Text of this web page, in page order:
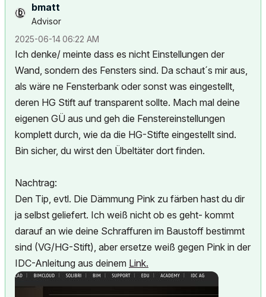
bmatt
Advisor
‎2025-06-1406:22 AM
Ich denke/ meinte dass es nicht Einstellungen der
Wand, sondern des Fensters sind. Da schaut´s mir aus,
als wäre ne Fensterbank oder sonst was eingestellt,
deren HG Stift auf transparent sollte. Mach mal deine
eigenen GÜ aus und geh die Fenstereinstellungen
komplett durch, wie da die HG-Stifte eingestellt sind.
Bin sicher, du wirst den Übeltäter dort finden.
Nachtrag:
Den Tip, evtl. Die Dämmung Pink zu färben hast du dir
ja selbst geliefert. Ich weiß nicht ob es geht- kommt
darauf an wie deine Schraffuren im Baustoff bestimmt
sind (VG/HG-Stift), aber ersetze weiß gegen Pink in der
IDC-Anleitung aus deinem Link.